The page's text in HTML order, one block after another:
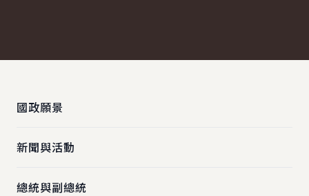
國政願景
新聞與活動
總統與副總統